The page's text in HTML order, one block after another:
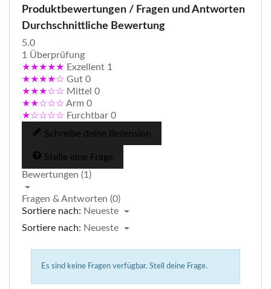
Produktbewertungen / Fragen und Antworten
Durchschnittliche Bewertung
5.0
1 Überprüfung
★★★★★ Exzellent 1
★★★★☆ Gut 0
★★★☆☆ Mittel 0
★★☆☆☆ Arm 0
★☆☆☆☆ Furchtbar 0
Schreibe deine Rezension
Stelle eine Frage
Bewertungen (1)
Fragen & Antworten (0)
Sortiere nach: Neueste
Sortiere nach: Neueste
Es sind keine Fragen verfügbar. Stell deine Frage.